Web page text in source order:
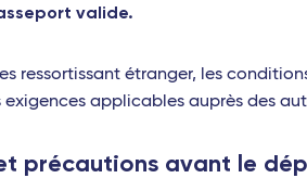
valide.
ressortissant étranger, les
exigences applicables auprès des
précautions avant le